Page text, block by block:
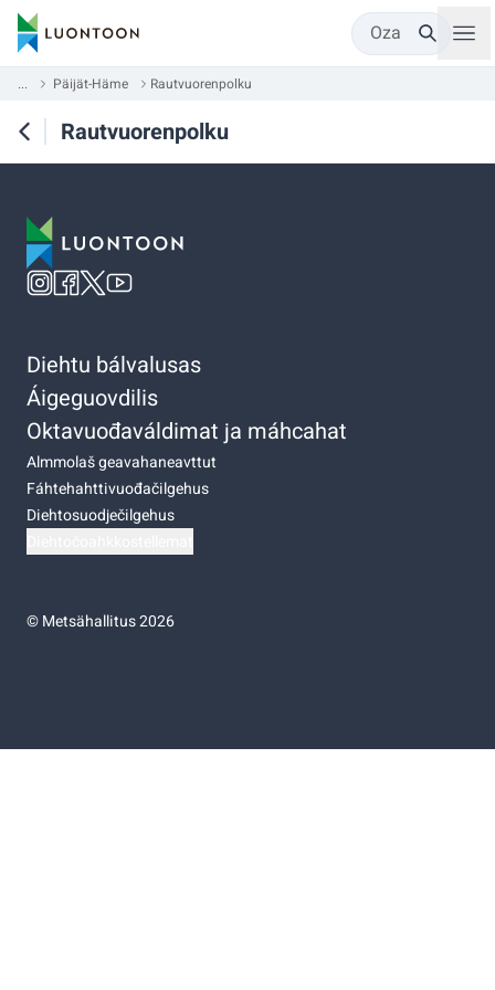
Oza
... Päijät-Häme Rautvuorenpolku
Rautvuorenpolku
Diehtu bálvalusas
Áigeguovdilis
Oktavuođaváldimat ja máhcahat
Almmolaš geavahaneavttut
Fáhtehahttivuođačilgehus
Diehtosuodječilgehus
©Metsähallitus 2026